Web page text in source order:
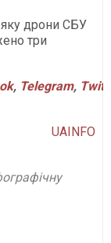
яку дрони СБУ
три
, Telegram,
UAINFO